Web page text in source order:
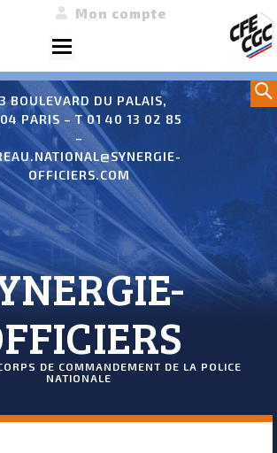
Menu
Mon compte
BOULEVARD DU PALAIS,
PARIS – T 01 40 13 02 85
–
OFFICIERS.COM
DE COMMANDEMENT DE LA POLICE
NATIONALE